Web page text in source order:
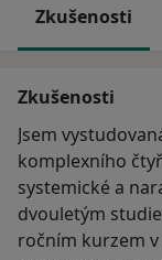
Zkušenosti
Zkušenosti
Jsem
komplexního
systemické a
dvouletým
ročním kurzem